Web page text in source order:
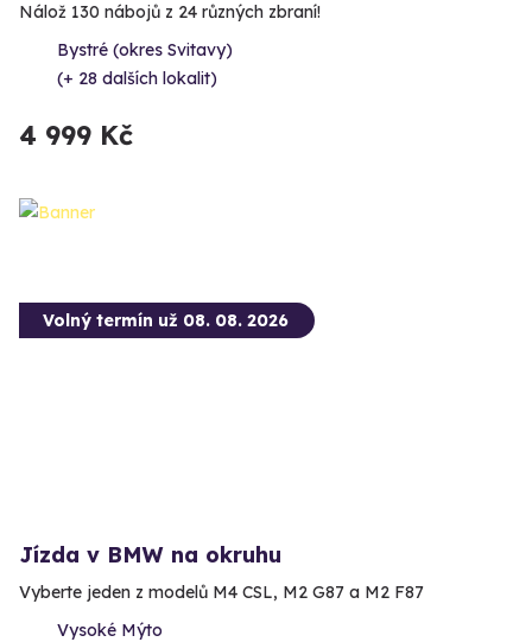
Nálož 130 nábojů z 24 různých zbraní!
Bystré (okres Svitavy)
(+ 28 dalších lokalit)
4 999 Kč
Volný termín už 08. 08. 2026
Jízda v BMW na okruhu
Vyberte jeden z modelů M4 CSL, M2 G87 a M2 F87
Vysoké Mýto